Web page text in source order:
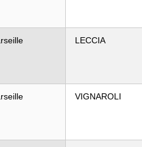
LECCIA
VIGNAROLI